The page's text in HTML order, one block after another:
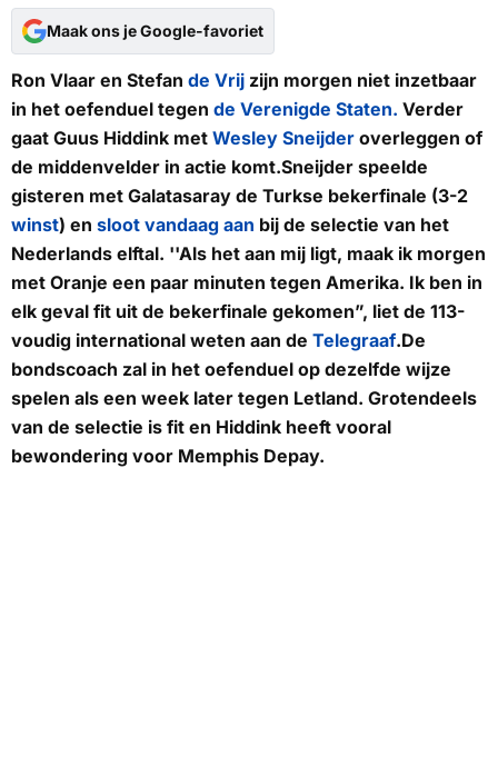
Maak ons je Google-favoriet
Ron Vlaar en Stefan de Vrij zijn morgen niet inzetbaar
in het oefenduel tegen de Verenigde Staten. Verder
gaat Guus Hiddink met Wesley Sneijder overleggen of
de middenvelder in actie komt.Sneijder speelde
gisteren met Galatasaray de Turkse bekerfinale (3-2
winst) en sloot vandaag aan bij de selectie van het
Nederlands elftal. ''Als het aan mij ligt, maak ik morgen
met Oranje een paar minuten tegen Amerika. Ik ben in
elk geval fit uit de bekerfinale gekomen”, liet de 113-
voudig international weten aan de Telegraaf.De
bondscoach zal in het oefenduel op dezelfde wijze
spelen als een week later tegen Letland. Grotendeels
van de selectie is fit en Hiddink heeft vooral
bewondering voor Memphis Depay.